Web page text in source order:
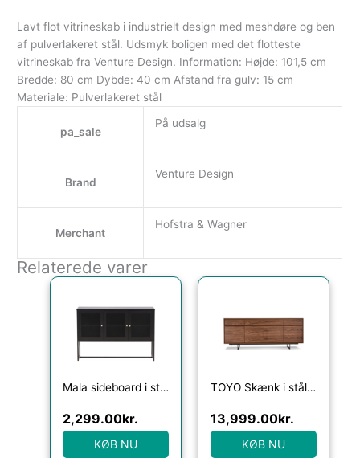
Lavt flot vitrineskab i industrielt design med meshdøre og ben
af pulverlakeret stål. Udsmyk boligen med det flotteste
vitrineskab fra Venture Design. Information: Højde: 101,5 cm
Bredde: 80 cm Dybde: 40 cm Afstand fra gulv: 15 cm
Materiale: Pulverlakeret stål
pa_sale
På udsalg
Brand
Venture Design
Merchant
Hofstra & Wagner
Relaterede varer
Mala sideboard i stål og glas H80 x B120 x D40 cm – Sort
2,299.00kr.
KØB NU
TOYO Skænk i stål, MDF og valnøddefinér H82 x B205 cm – Sort/Valnød
13,999.00kr.
KØB NU